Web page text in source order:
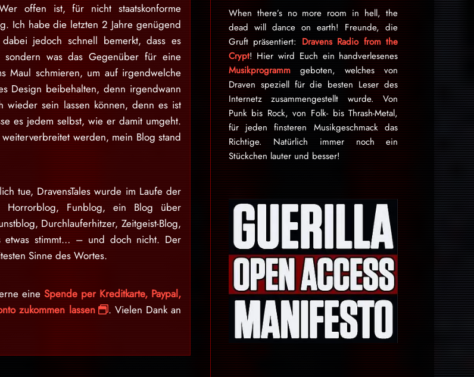
offen ist, für nicht staatskonforme
Ich habe die letzten 2 Jahre genügend
jedoch schnell bemerkt, dass es
sondern was das Gegenüber für eine
Maul schmieren, um auf irgendwelche
Design beibehalten, denn irgendwann
wieder sein lassen können, denn es ist
es jedem selbst, wie er damit umgeht.
werden, mein Blog stand
tue, DravensTales wurde im Laufe der
Horrorblog, Funblog, ein Blog über
Durchlauferhitzer, Zeitgeist-Blog,
etwas stimmt… – und doch nicht. Der
Sinne des Wortes.
eine Spende per Kreditkarte, Paypal,
zukommen lassen
. Vielen Dank an
When there’s no more room in hell, the
dead will dance on earth! Freunde, die
Gruft präsentiert: Dravens Radio from the
Crypt! Hier wird Euch ein handverlesenes
Musikprogrammgeboten, welches von
Draven speziell für die besten Leser des
Internetz zu­sammen­ge­stellt wurde. Von
Punk bis Rock, von Folk- bis Thrash-Metal,
für je­den finsteren Mu­sik­ge­schmack das
Rich­tige. Natürlich immer noch ein
Stückchen lauter und besser!